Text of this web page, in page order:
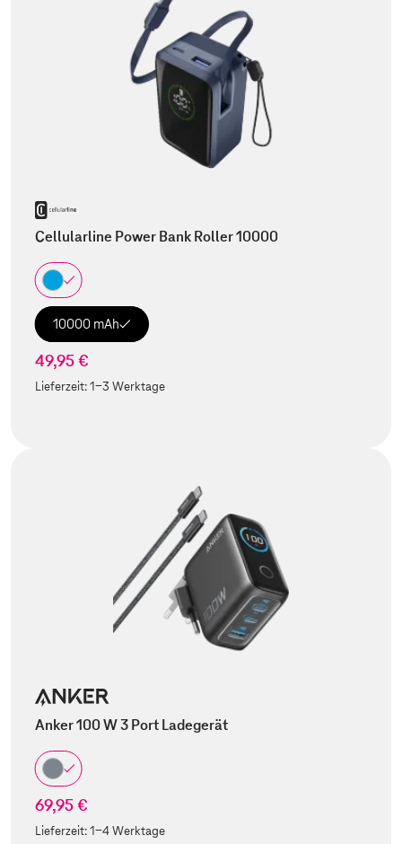
Cellularline Power Bank Roller 10000
10000 mAh
49,95 €
Lieferzeit:1-3 Werktage
Anker 100 W 3 Port Ladegerät
69,95 €
Lieferzeit:1-4 Werktage